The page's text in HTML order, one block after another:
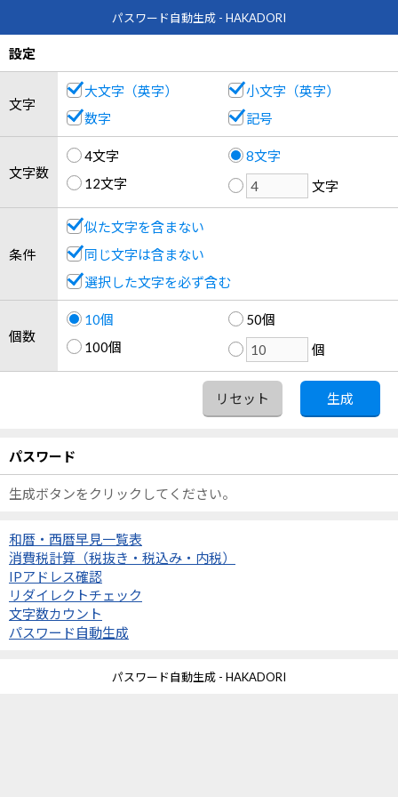
パスワード自動生成 - HAKADORI
設定
文字
大文字（英字）
小文字（英字）
数字
記号
文字数
4文字
8文字
12文字
文字
条件
似た文字を含まない
同じ文字は含まない
選択した文字を必ず含む
個数
10個
50個
100個
個
生成
リセット
パスワード
生成ボタンをクリックしてください。
和暦・西暦早見一覧表
消費税計算（税抜き・税込み・内税）
IPアドレス確認
リダイレクトチェック
文字数カウント
パスワード自動生成
パスワード自動生成 - HAKADORI